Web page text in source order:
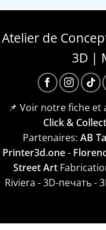
Atelier de
3D |
📌 Voir notre fiche et
Click &
Partenaires: AB
Printer3d.one-
Street Art
Riviera - 3D-печать -